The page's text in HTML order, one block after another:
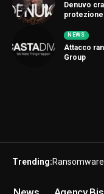
Denuvo
NEWS
Attacco
Group
Trending:Ransomware